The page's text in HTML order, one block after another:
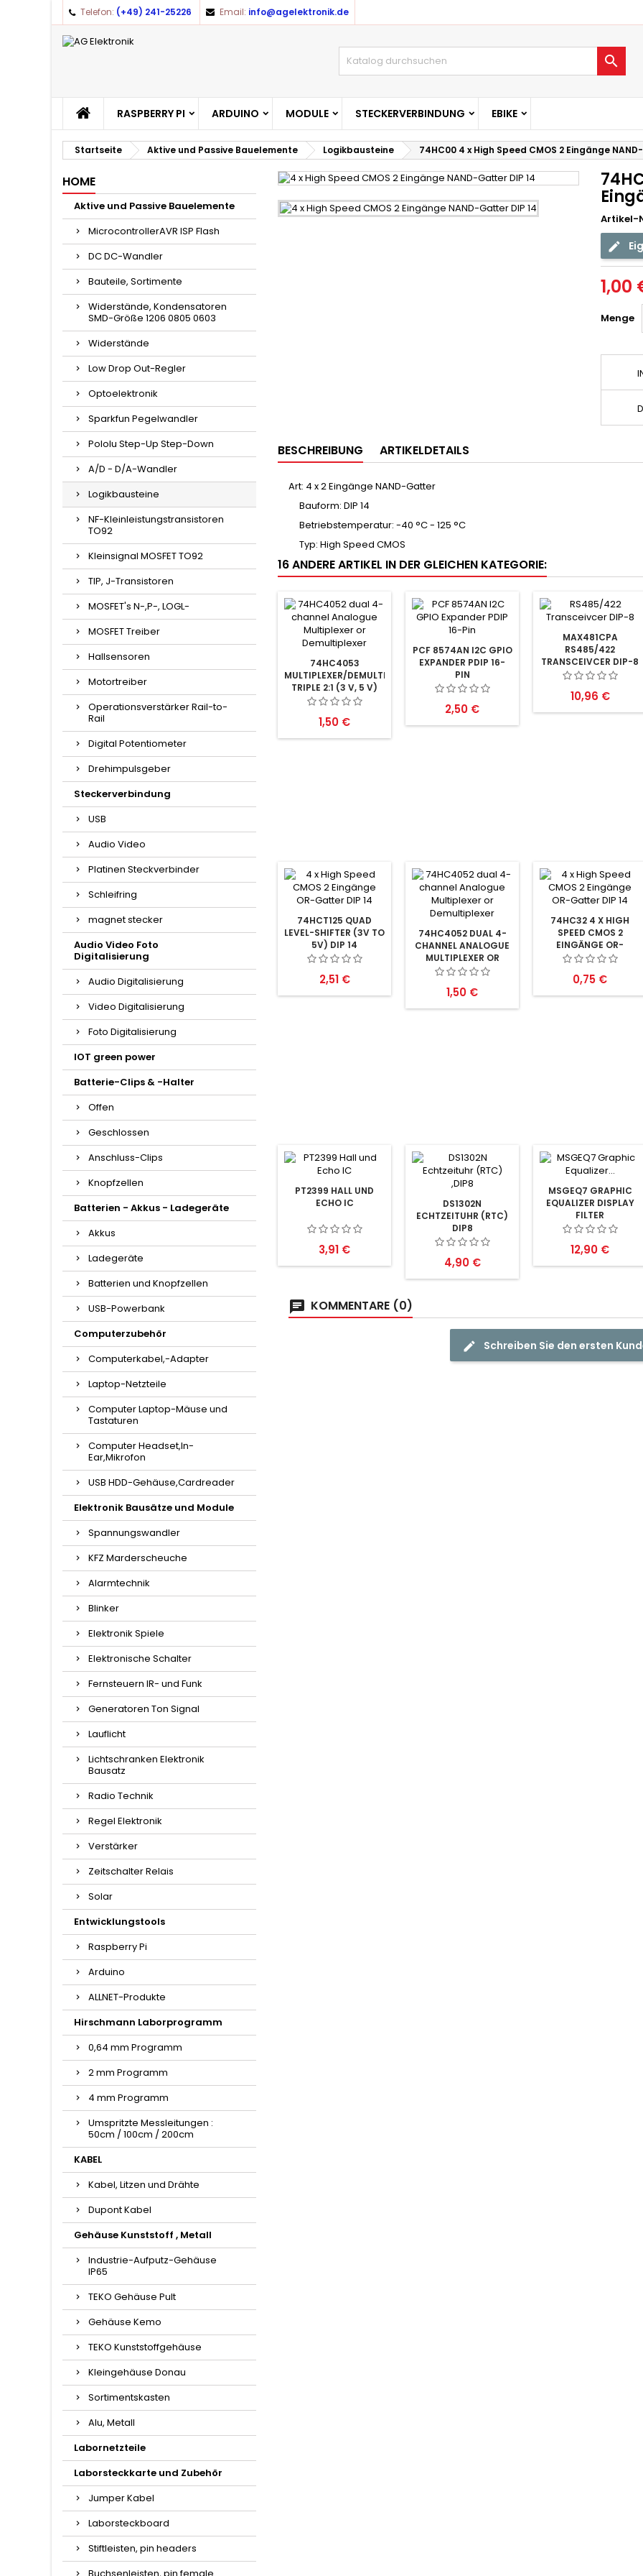
Telefon: (+49) 241-25226 Email: info@agelektronik.de

RASPBERRY PI ARDUINO MODULE STECKERVERBINDUNG EBIKE
Startseite Aktive und Passive Bauelemente Logikbausteine 74HC00 4 x High Speed CMOS 2 Eingänge
HOME
Aktive und Passive Bauelemente
MicrocontrollerAVR ISP Flash
DC DC-Wandler
Bauteile, Sortimente
Widerstände, Kondensatoren
SMD-Größe 1206 0805 0603
Widerstände
Low Drop Out-Regler
Optoelektronik
Sparkfun Pegelwandler
Pololu Step-Up Step-Down
A/D - D/A-Wandler
Logikbausteine
NF-Kleinleistungstransistoren
TO92
Kleinsignal MOSFET TO92
TIP, J-Transistoren
MOSFET's N-,P-, LOGL-
MOSFET Treiber
Hallsensoren
Motortreiber
Operationsverstärker Rail-to-
Rail
Digital Potentiometer
Drehimpulsgeber
Steckerverbindung
USB
Audio Video
Platinen Steckverbinder
Schleifring
magnet stecker
Audio Video Foto
Digitalisierung
Audio Digitalisierung
Video Digitalisierung
Foto Digitalisierung
IOT green power
Batterie-Clips & -Halter
Offen
Geschlossen
Anschluss-Clips
Knopfzellen
Batterien - Akkus - Ladegeräte
Akkus
Ladegeräte
Batterien und Knopfzellen
USB-Powerbank
Computerzubehör
Computerkabel,-Adapter
Laptop-Netzteile
Computer Laptop-Mäuse und
Tastaturen
Computer Headset,In-
Ear,Mikrofon
USB HDD-Gehäuse,Cardreader
Elektronik Bausätze und Module
Spannungswandler
KFZ Marderscheuche
Alarmtechnik
Blinker
Elektronik Spiele
Elektronische Schalter
Fernsteuern IR- und Funk
Generatoren Ton Signal
Lauflicht
Lichtschranken Elektronik
Bausatz
Radio Technik
Regel Elektronik
Verstärker
Zeitschalter Relais
Solar
Entwicklungstools
Raspberry Pi
Arduino
ALLNET-Produkte
Hirschmann Laborprogramm
0,64 mm Programm
2 mm Programm
4 mm Programm
Umspritzte Messleitungen :
50cm / 100cm / 200cm
KABEL
Kabel, Litzen und Drähte
Dupont Kabel
Gehäuse Kunststoff , Metall
Industrie-Aufputz-Gehäuse
IP65
TEKO Gehäuse Pult
Gehäuse Kemo
TEKO Kunststoffgehäuse
Kleingehäuse Donau
Sortimentskasten
Alu, Metall
Labornetzteile
Laborsteckkarte und Zubehör
Jumper Kabel
Laborsteckboard
Stiftleisten, pin headers
Artikel-
1,00
Menge
BESCHREIBUNG ARTIKELDETAILS
Art: 4 x 2 Eingänge NAND-Gatter
Bauform: DIP 14
Betriebstemperatur: -40 °C - 125 °C
Typ: High Speed CMOS
16 ANDERE ARTIKEL IN DER GLEICHEN KATEGORIE:
74HC4053
MULTIPLEXER/DEMULTIPLEXER
TRIPLE 2:1 (3 V, 5 V)
PDIP16
Preis
1,50 €
PCF 8574AN I2C GPIO
EXPANDER PDIP 16-
PIN
Preis
2,50 €
MAX481CPA
RS485/422
TRANSCEIVCER DIP-8
Preis
10,96 €
74HCT125 QUAD
LEVEL-SHIFTER (3V TO
5V) DIP 14
Preis
2,51 €
74HC4052 DUAL 4-
CHANNEL ANALOGUE
MULTIPLEXER OR
DEMULTIPLEXER
Preis
1,50 €
74HC32 4 X HIGH
SPEED CMOS 2
EINGÄNGE OR-
GATTER DIP 14
Preis
0,75 €
PT2399 HALL UND
ECHO IC
Preis
3,91 €
DS1302N
ECHTZEITUHR (RTC)
DIP8
Preis
4,90 €
MSGEQ7 GRAPHIC
EQUALIZER DISPLAY
FILTER
Preis
12,90 €
KOMMENTARE (0)
Schreiben Sie den ersten